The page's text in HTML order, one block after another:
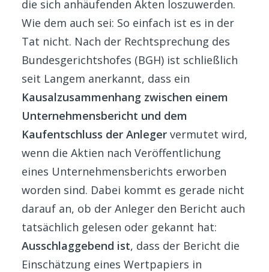
die sich anhäufenden Akten loszuwerden.
Wie dem auch sei: So einfach ist es in der
Tat nicht. Nach der Rechtsprechung des
Bundesgerichtshofes (BGH) ist schließlich
seit Langem anerkannt, dass ein
Kausalzusammenhang zwischen einem
Unternehmensbericht und dem
Kaufentschluss der Anleger vermutet wird,
wenn die Aktien nach Veröffentlichung
eines Unternehmensberichts erworben
worden sind. Dabei kommt es gerade nicht
darauf an, ob der Anleger den Bericht auch
tatsächlich gelesen oder gekannt hat:
Ausschlaggebend ist, dass der Bericht die
Einschätzung eines Wertpapiers in